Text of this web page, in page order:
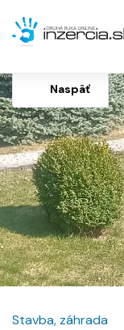
Naspäť
Stavba, záhrada